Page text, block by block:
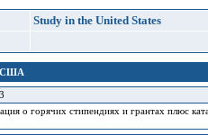
Study in the United States
США
о горячих стипендиях и грантах плюс